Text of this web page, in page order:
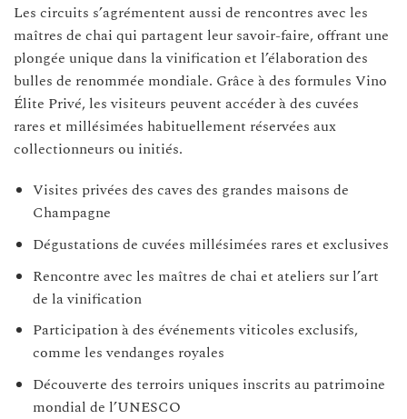
Les circuits s’agrémentent aussi de rencontres avec les
maîtres de chai qui partagent leur savoir-faire, offrant une
plongée unique dans la vinification et l’élaboration des
bulles de renommée mondiale. Grâce à des formules Vino
Élite Privé, les visiteurs peuvent accéder à des cuvées
rares et millésimées habituellement réservées aux
collectionneurs ou initiés.
Visites privées des caves des grandes maisons de
Champagne
Dégustations de cuvées millésimées rares et exclusives
Rencontre avec les maîtres de chai et ateliers sur l’art
de la vinification
Participation à des événements viticoles exclusifs,
comme les vendanges royales
Découverte des terroirs uniques inscrits au patrimoine
mondial de l’UNESCO